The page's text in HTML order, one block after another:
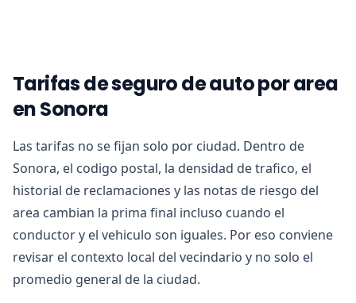
Tarifas de seguro de auto por area
en Sonora
Las tarifas no se fijan solo por ciudad. Dentro de
Sonora, el codigo postal, la densidad de trafico, el
historial de reclamaciones y las notas de riesgo del
area cambian la prima final incluso cuando el
conductor y el vehiculo son iguales. Por eso conviene
revisar el contexto local del vecindario y no solo el
promedio general de la ciudad.